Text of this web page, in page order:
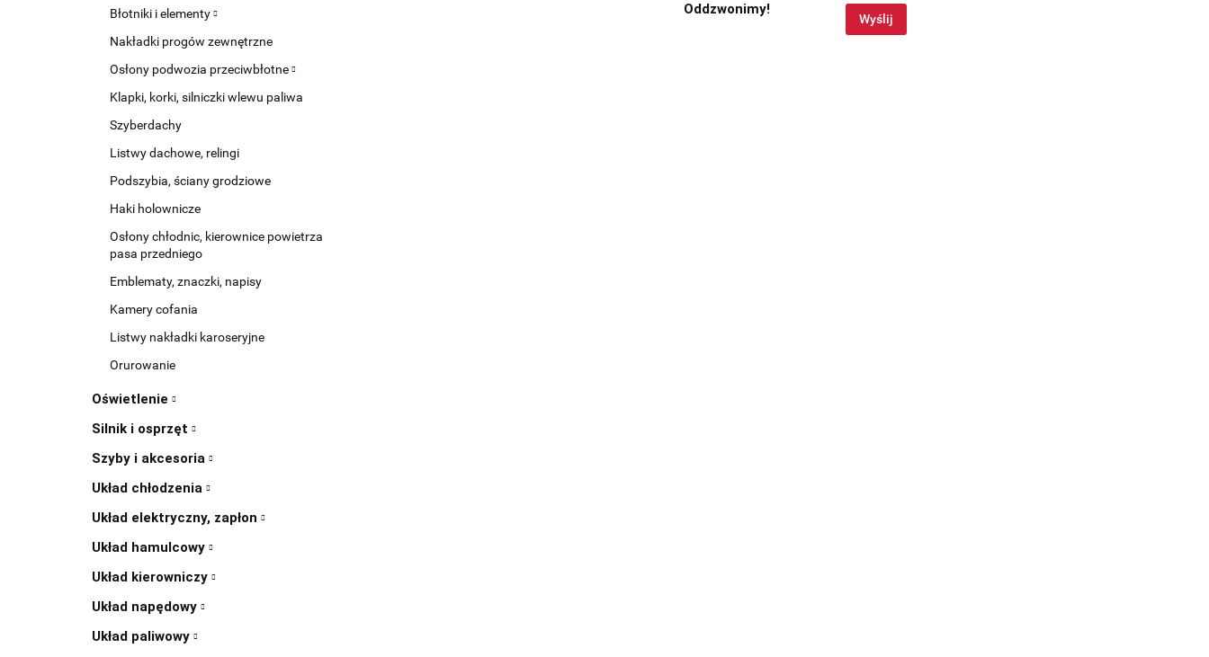
Błotniki i elementy
Nakładki progów zewnętrzne
Osłony podwozia przeciwbłotne
Klapki, korki, silniczki wlewu paliwa
Szyberdachy
Listwy dachowe, relingi
Podszybia, ściany grodziowe
Haki holownicze
Osłony chłodnic, kierownice powietrza
pasa przedniego
Emblematy, znaczki, napisy
Kamery cofania
Listwy nakładki karoseryjne
Orurowanie
Oświetlenie
Silnik i osprzęt
Szyby i akcesoria
Układ chłodzenia
Układ elektryczny, zapłon
Układ hamulcowy
Układ kierowniczy
Układ napędowy
Układ paliwowy
Oddzwonimy!
Wyślij